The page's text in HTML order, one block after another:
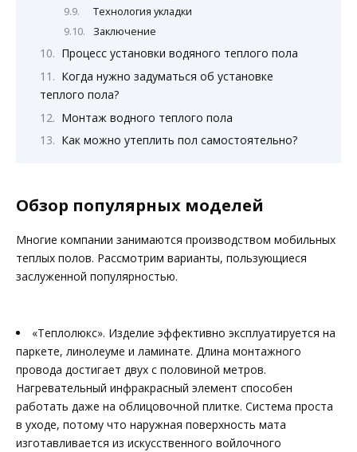
Технология укладки
Заключение
Процесс установки водяного теплого пола
Когда нужно задуматься об установке
теплого пола?
Монтаж водного теплого пола
Как можно утеплить пол самостоятельно?
Обзор популярных моделей
Многие компании занимаются производством мобильных
теплых полов. Рассмотрим варианты, пользующиеся
заслуженной популярностью.
«Теплолюкс». Изделие эффективно эксплуатируется на
паркете, линолеуме и ламинате. Длина монтажного
провода достигает двух с половиной метров.
Нагревательный инфракрасный элемент способен
работать даже на облицовочной плитке. Система проста
в уходе, потому что наружная поверхность мата
изготавливается из искусственного войлочного